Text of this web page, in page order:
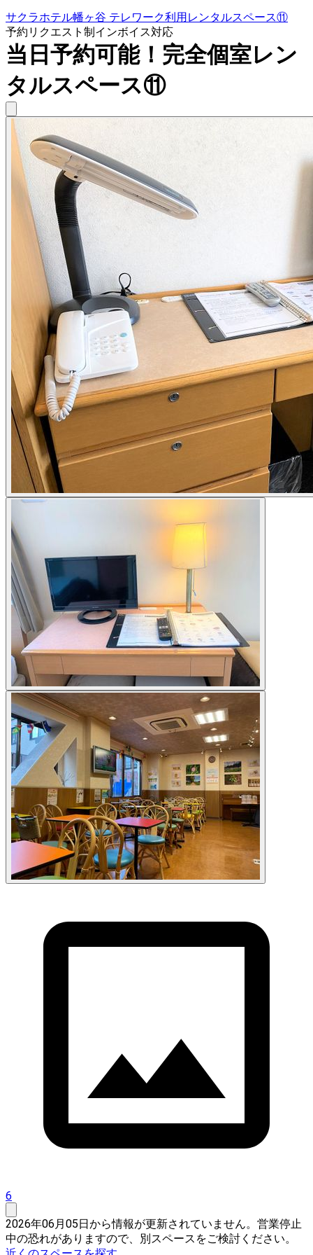
サクラホテル幡ヶ谷 テレワーク利用レンタルスペース⑪
予約リクエスト制インボイス対応
当日予約可能！完全個室レン
タルスペース⑪
6
2026年06月05日から情報が更新されていません。営業停止
中の恐れがありますので、別スペースをご検討ください。